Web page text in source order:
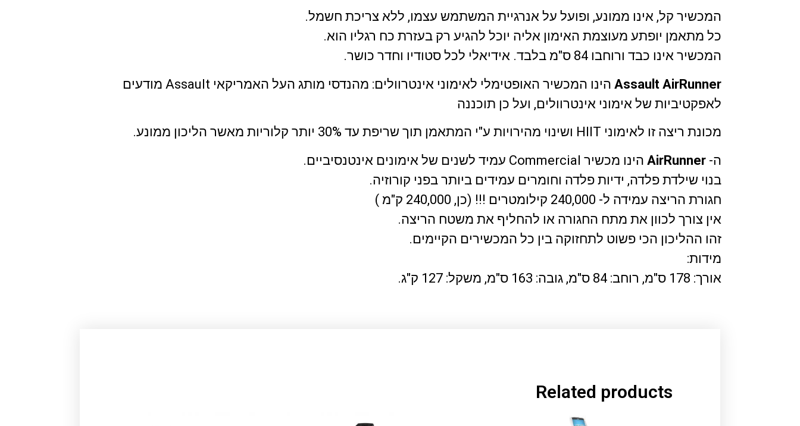
המכשיר קל, אינו ממונע, ופועל על אנרגיית המשתמש עצמו, ללא צריכת חשמל.
כל מתאמן יופתע מעוצמת האימון אליה יוכל להגיע רק בעזרת כח רגליו הוא.
המכשיר אינו כבד ורוחבו 84 ס"מ בלבד. אידיאלי לכל סטודיו וחדר כושר.
Assault AirRunner
הינו המכשיר האופטימלי לאימוני אינטרוולים: מהנדסי מותג העל האמריקאי Assault מודעים
לאפקטיביות של אימוני אינטרוולים, ועל כן תוכננה
מכונת ריצה זו לאימוני HIIT ושינוי מהירויות ע"י המתאמן תוך שריפת עד 30% יותר קלוריות מאשר הליכון ממונע.
ה- AirRunner הינו מכשיר Commercial עמיד לשנים של אימונים אינטנסיביים.
בנוי שילדת פלדה, ידיות פלדה וחומרים עמידים ביותר בפני קורוזיה.
חגורת הריצה עמידה ל- 240,000 קילומטרים !!! (כן, 240,000 ק"מ )
אין צורך לכוון את מתח החגורה או להחליף את משטח הריצה.
זהו ההליכון הכי פשוט לתחזוקה בין כל המכשירים הקיימים.
מידות:
אורך: 178 ס"מ, רוחב: 84 ס"מ, גובה: 163 ס"מ, משקל: 127 ק"ג.
Related products